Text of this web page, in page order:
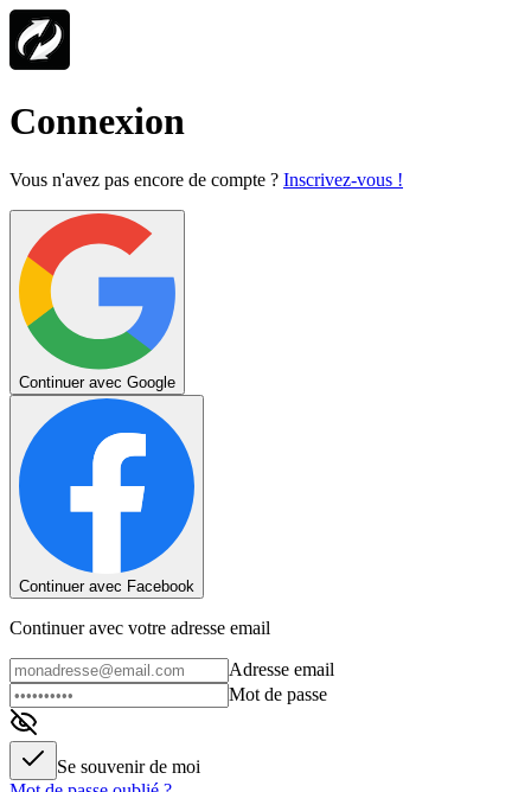
Connexion
Vous n'avez pas encore de compte ? Inscrivez-vous !
Continuer avec Google
Continuer avec Facebook
Continuer avec votre adresse email
Adresse email
Mot de passe
Se souvenir de moi